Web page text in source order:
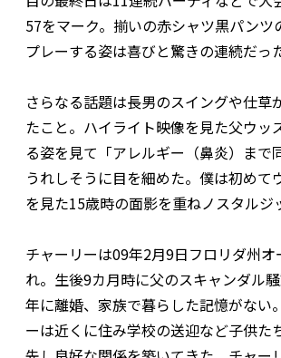
57をマーク。揃いの赤シャツ黒パンツ
プレーする姿は喜びと驚きの連続だっ
さらなる話題は長男のスイングや仕草
たこと。ハイライト映像を見た父ウッ
る姿を見て「アレルギー（鼻炎）まで
うれしそうに目を細めた。僕は初めて
を見た15歳時の面影を重ねノスタルジ
チャーリーは09年2月9日フロリダ州オ
れ。生後9カ月時に父のスキャンダル
年に離婚、家族で暮らした記憶がない
ーは近くに住み学校の送迎など子供た